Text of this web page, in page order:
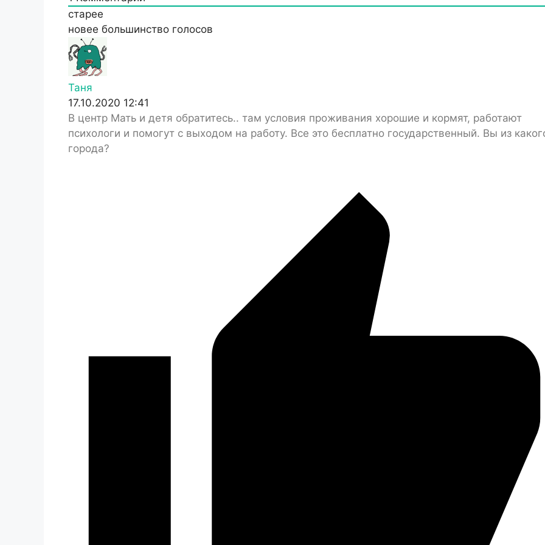
старее
новее большинство голосов
Таня
17.10.2020 12:41
В центр Мать и детя обратитесь.. там условия проживания хорошие и кормят, работают
психологи и помогут с выходом на работу. Все это бесплатно государственный. Вы из
города?